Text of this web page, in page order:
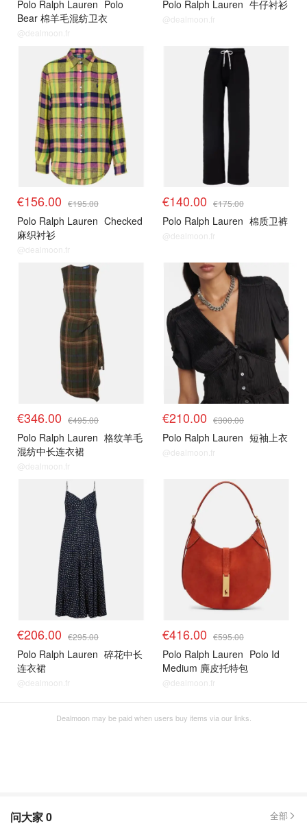
Polo Ralph Lauren Polo
Bear 棉羊毛混纺卫衣
@dealmoon.fr
Polo Ralph Lauren 牛仔衬衫
@dealmoon.fr
€156.00 €195.00
Polo Ralph Lauren Checked
麻织衬衫
@dealmoon.fr
€140.00 €175.00
Polo Ralph Lauren 棉质卫裤
@dealmoon.fr
€346.00 €495.00
Polo Ralph Lauren 格纹羊毛
混纺中长连衣裙
@dealmoon.fr
€210.00 €300.00
Polo Ralph Lauren 短袖上衣
@dealmoon.fr
€206.00 €295.00
Polo Ralph Lauren 碎花中长
连衣裙
@dealmoon.fr
€416.00 €595.00
Polo Ralph Lauren Polo Id
Medium 麂皮托特包
@dealmoon.fr
Dealmoon may be paid when users buy items via our links.
问大家0 全部